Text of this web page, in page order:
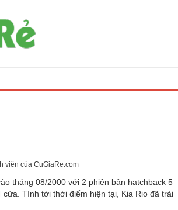
viên của CuGiaRe.com
tháng 08/2000 với 2 phiên bản hatchback 5
cửa. Tính tới thời điểm hiện tại, Kia Rio đã trải